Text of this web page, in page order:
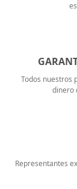
Todos nuestros
dinero
Representantes